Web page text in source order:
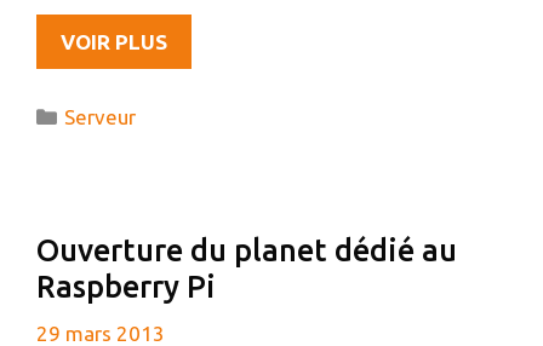
VOIR PLUSSQL
BUDDY,
PHPMYADMIN
Catégories
Serveur
Ouverture du planet dédié au
Raspberry Pi
29 mars 2013